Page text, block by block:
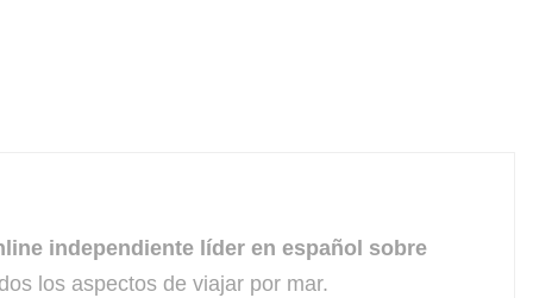
independiente líder en español sobre
los aspectos de viajar por mar.